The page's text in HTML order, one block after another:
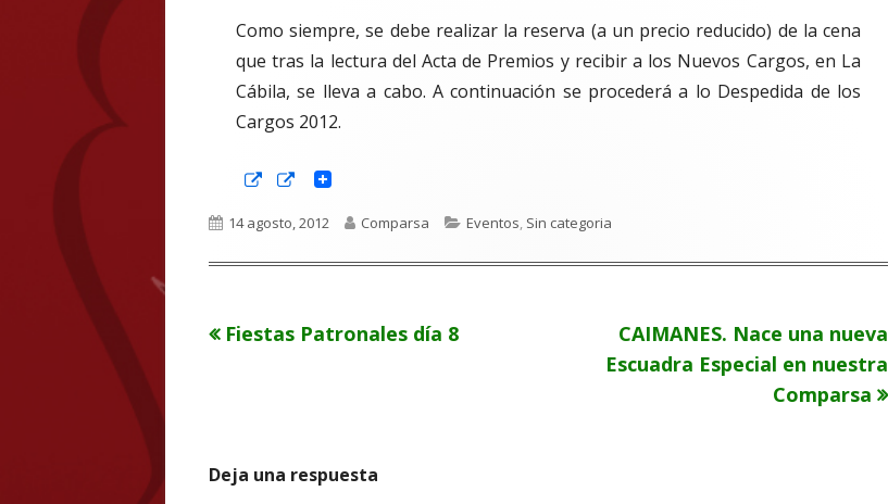
Como siempre, se debe realizar la reserva (a un precio reducido) de la cena
que tras la lectura del Acta de Premios y recibir a los Nuevos Cargos, en La
Cábila, se lleva a cabo. A continuación se procederá a lo Despedida de los
Cargos 2012.
Abrir
una
ventana
Abrir
una
ventana
Publicado
14 agosto, 2012 Autor
Comparsa Categorías
Eventos, Sin categoria
Navegación
Artículo
Fiestas Patronales día 8
Artículo
siguiente
CAIMANES. Nace una nueva
Escuadra Especial en nuestra
Comparsa
Deja una respuesta